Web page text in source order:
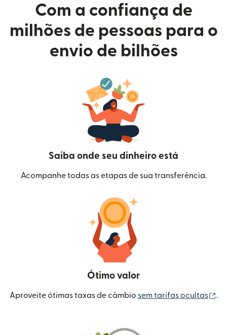
Com a confiança de
milhões de pessoas para o
envio de bilhões
Saiba onde seu dinheiro está
Acompanhe todas as etapas de sua transferência.
Ótimo valor
Aproveite ótimas taxas de câmbio sem tarifas ocultas .